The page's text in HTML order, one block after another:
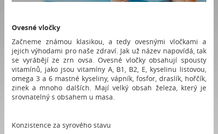
Ovesné vločky
Začneme známou klasikou, a tedy ovesnými vločkami a
jejich výhodami pro naše zdraví. Jak už název napovídá, tak
se vyrábějí ze zrn ovsa. Ovesné vločky obsahují spousty
vitamínů, jako jsou vitamíny A, B1, B2, E, kyselinu listovou,
omega 3 a 6 mastné kyseliny, vápník, fosfor, draslík, hořčík,
zinek a mnoho dalších. Mají velký obsah železa, který je
srovnatelný s obsahem u masa.
Konzistence za syrového stavu